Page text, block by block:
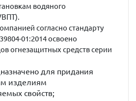
водяного
согласно стандарту
01:2014 освоено
огнезащитных средств серии
для придания
изделиям
свойств;